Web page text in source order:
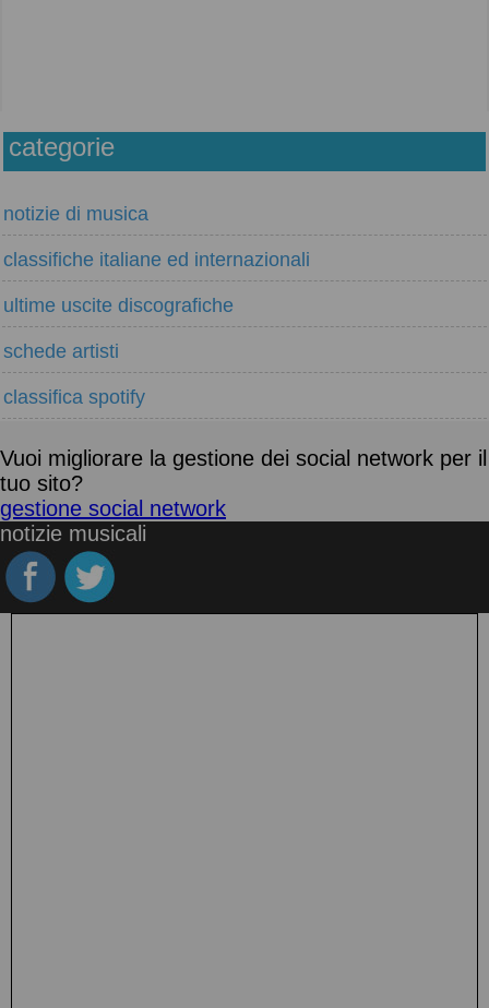
categorie
notizie di musica
classifiche italiane ed internazionali
ultime uscite discografiche
schede artisti
classifica spotify
Vuoi migliorare la gestione dei social network per il
tuo sito?
gestione social network
notizie musicali